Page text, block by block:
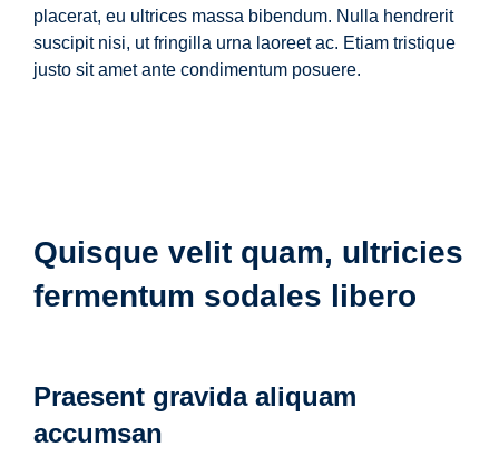
placerat, eu ultrices massa bibendum. Nulla hendrerit
suscipit nisi, ut fringilla urna laoreet ac. Etiam tristique
justo sit amet ante condimentum posuere.
Quisque velit quam, ultricies
fermentum sodales libero
Praesent gravida aliquam
accumsan